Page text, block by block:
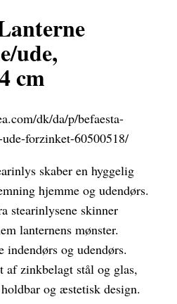
ude,
cm
dk/da/p/befaesta-
forzinket-60500518/
skaber en hyggelig
hjemme og udendørs.
stearinlysene skinner
lanternens mønster.
indendørs og udendørs.
af zinkbelagt stål og glas,
og æstetisk design.